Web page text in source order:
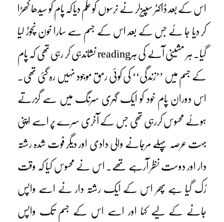
اس کے بعد ڈاکٹر سپیزلر نے نرسوں کو حکم دیا کہ پام کو سیدھا کھڑا
کر دیا جا ئے جس کے بعد اس کے جسم سے سارا خون نچوڑ لیا
گیا۔ ہر مشینی آلے کی ہرreading نشاندہی کر رہی تھی کہ پام
کے جسم میں ’’زندگی‘‘ کی کوئی رمق موجود نہیں رہ گئی تھی۔
اس دوران پام خود کو ایک گہری سرنگ میں سے گزرتے
ہوئے محسوس کررہی تھی جس کے آخری سرے پر اسے اپنی
بہت عرصہ پہلے مرجانے والی دادی اور دیگر فوت شدہ رشتہ
دار اور دوست نظر آرہے تھے۔ اس نے محسوس کیا کہ وقت
رُک گیا ہے پھر اس کے ایک رشتہ دار نے اسے واپس
جانے کے لیے کہا اور اسے اس کے جسم تک واپس